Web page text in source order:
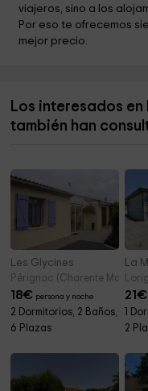
viajeros, sino a los
Por eso te ofrecemos
mejor precio.
Los interesados en
también han
Les Glycines
Pérignac (Charente Marítimo)
18€ persona y noche
2 Dormitorios, 2 Baños,
6 Plazas
La
21€
1
2